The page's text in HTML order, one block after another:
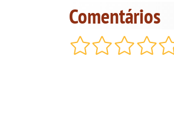
Comentários